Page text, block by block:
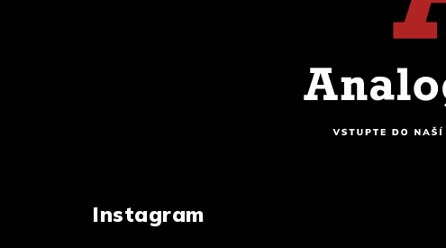
Instagram